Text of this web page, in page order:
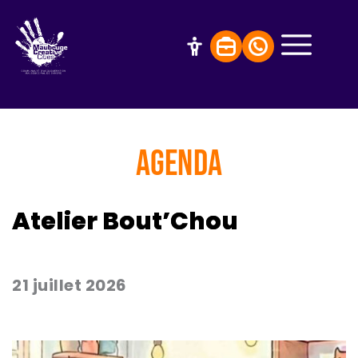
AGENDA
Atelier Bout’Chou
21 juillet 2026